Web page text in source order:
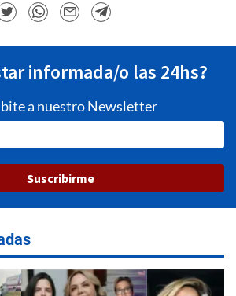
informada/o las 24hs?
a nuestro Newsletter
Suscribirme